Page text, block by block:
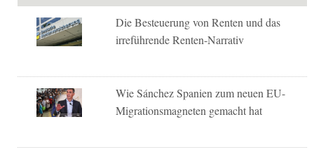
Die Besteuerung von Renten und das
irreführende Renten-Narrativ
Wie Sánchez Spanien zum neuen EU-
Migrationsmagneten gemacht hat